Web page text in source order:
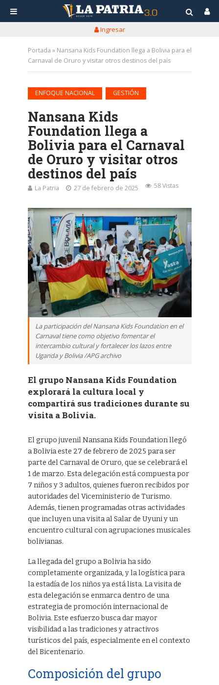
Ingresar
Portada » Nansana Kids Foundation llega a Bolivia para el
Carnaval de Oruro y visitar otros destinos del país
ENFOQUE NACIONAL GESTIÓN
Nansana Kids
Foundation llega a
Bolivia para el Carnaval
de Oruro y visitar otros
destinos del país
La Patria 27 de febrero de 2025 58 Vistas
La participación del Nansana Kids Foundation en el
Carnaval tiene como objetivo fomentar el
intercambio cultural y fortalecer los lazos entre
Uganda y Bolivia /APG archivo
El grupo Nansana Kids Foundation
explorará la cultura local y
compartirá sus tradiciones durante su
visita a Bolivia.
El grupo juvenil Nansana Kids Foundation llegó
a Bolivia este 27 de febrero de 2025 para ser
parte del Carnaval de Oruro, que se celebrará el
1 de marzo. Esta delegación está compuesta por
7 niños y 3 adultos, quienes fueron recibidos por
autoridades del Viceministerio de Turismo.
Además, tienen programadas otras actividades
que incluyen una visita al Salar de Uyuni y un
encuentro cultural con agrupaciones musicales
bolivianas.
La llegada del grupo a Bolivia ha sido
completamente organizada, y la logística para
la estadía de los niños ya está lista. La visita de
esta delegación se enmarca dentro de una
estrategia de promoción internacional de
Bolivia. Este esfuerzo busca dar mayor
visibilidad a las tradiciones y atractivos
turísticos del país, especialmente en el contexto
del Bicentenario.
Composición del grupo